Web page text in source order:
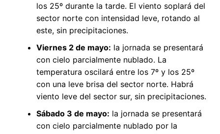
los 25º durante la tarde. El viento soplará del
sector norte con intensidad leve, rotando al
este, sin precipitaciones.
Viernes 2 de mayo: la jornada se presentará
con cielo parcialmente nublado. La
temperatura oscilará entre los 7º y los 25º
con una leve brisa del sector norte. Habrá
viento leve del sector sur, sin precipitaciones.
Sábado 3 de mayo: la jornada se presentará
con cielo parcialmente nublado por la